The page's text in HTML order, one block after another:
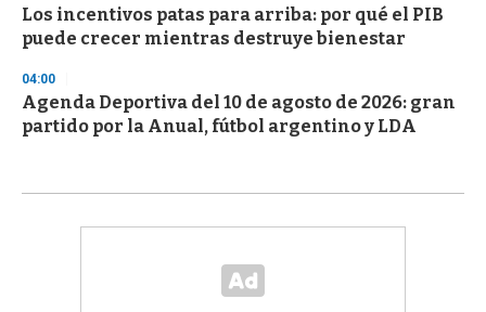
Los incentivos patas para arriba: por qué el PIB
puede crecer mientras destruye bienestar
04:00
Agenda Deportiva del 10 de agosto de 2026: gran
partido por la Anual, fútbol argentino y LDA